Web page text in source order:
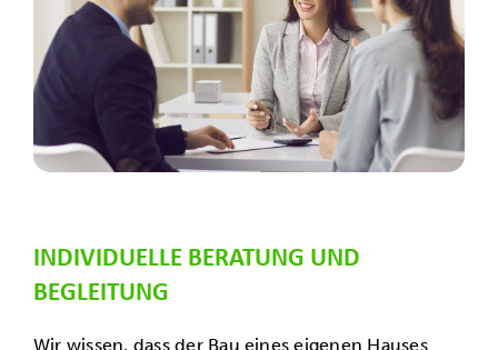
INDIVIDUELLE BERATUNG UND
BEGLEITUNG
Wir wissen, dass der Bau eines eigenen Hauses